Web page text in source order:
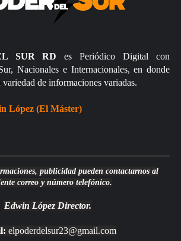
SUR RD es Periódico Digital con
Nacionales e Internacionales, en donde
variedad de informaciones variadas.
López (El Máster)
publicidad pueden contactarnos al
correo y número telefónico.
Edwin López Director.
elpoderdelsur23@gmail.com